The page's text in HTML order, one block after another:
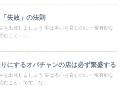
「失敗」の法則
を出発しましょう 実は本心を育むのに一番有効な
むこと』...
にするオバチャンの店は必ず繁盛する
を出発しましょう 実は本心を育むのに一番有効な
むこと』です。な...